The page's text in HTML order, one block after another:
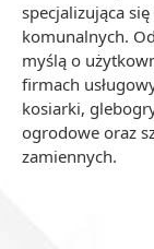
specjalizująca
komunalnych.
myślą o
firmach
kosiarki,
ogrodowe oraz
zamiennych.